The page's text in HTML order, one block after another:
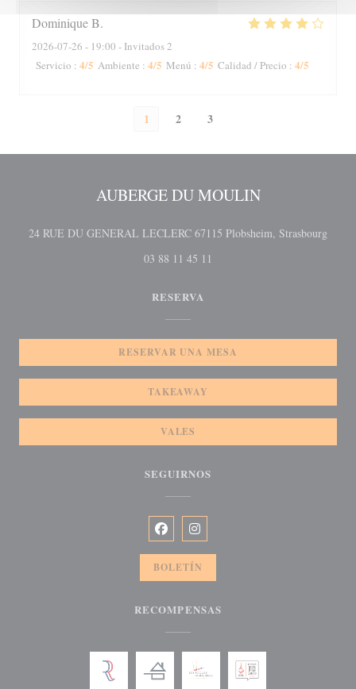
DominiqueB
2026-07-26 - 19:00 - Invitados 2
Servicio : 4/5 Ambiente : 4/5 Menú : 4/5 Calidad / Precio : 4/5
1 2 3
AUBERGE DU MOULIN
24 RUE DU GENERAL LECLERC 67115 Plobsheim, Strasbourg
03 88 11 45 11
RESERVA
RESERVAR UNA MESA
TAKEAWAY
VALES
SEGUIRNOS
Facebook ((abre en una nueva
Instagram ((abre en una nueva
BOLETÍN
RECOMPENSAS